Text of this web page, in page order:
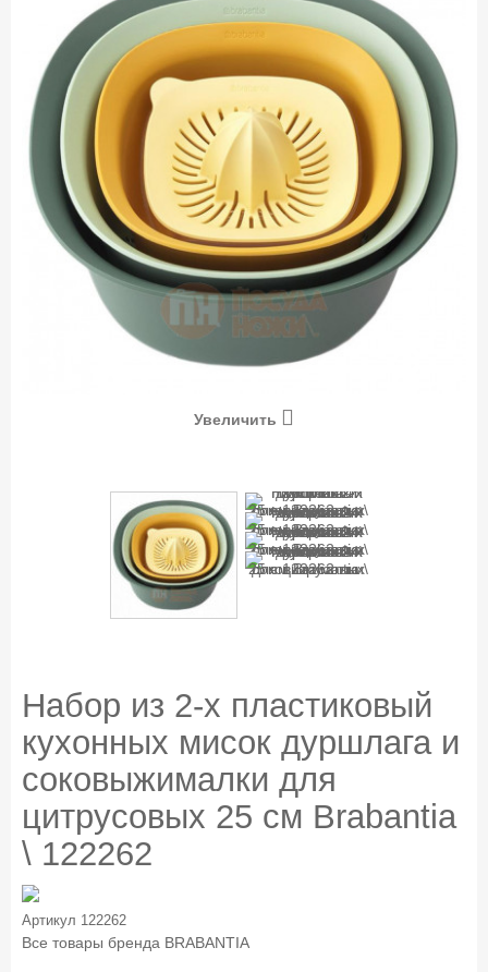
Увеличить
Набор из 2-х пластиковый
кухонных мисок дуршлага и
соковыжималки для
цитрусовых 25 см Brabantia
\ 122262
Артикул 122262
Все товары бренда BRABANTIA